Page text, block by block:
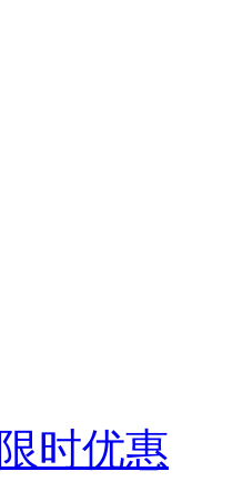
限时优惠